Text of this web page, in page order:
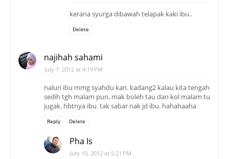
kerana syurga dibawah telapak kaki ibu..
Delete
najihah sahami
July 7, 2012 at 4:19 PM
naluri ibu mmg syahdu kan. kadang2 kalau kita tengah
sedih tgh malam pun, mak boleh tau dan kol malam tu
jugak. hbtnya ibu. tak sabar nak jd ibu. hahahaaha
Reply Delete
Pha Is
July 10, 2012 at 5:21 PM